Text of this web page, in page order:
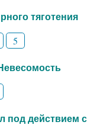
тяготения
5
под действием